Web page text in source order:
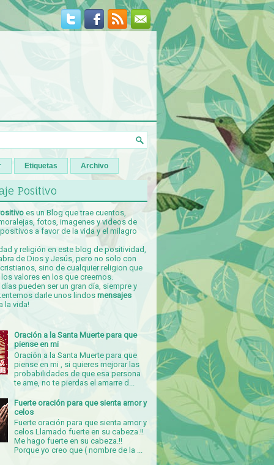
Etiquetas Archivo
Positivo
es un Blog que trae cuentos,
fotos, imagenes y videos de
a favor de la vida y el milagro
y religión en este blog de positividad,
de Dios y Jesús, pero no solo con
sino de cualquier religion que
valores en los que creemos.
pueden ser un gran día, siempre y
darle unos lindosmensajes
la vida!
Oración a la Santa Muerte para que
piense en mi
Oración a la Santa Muerte para que
piense en mi , si quieres mejorar las
probabilidades de que esa persona
te ame, no te pierdas el amarre d...
Fuerte oración para que sienta amor y
celos
Fuerte oración para que sienta amor y
celos Llamado fuerte en su cabeza.!!
Me hago fuerte en su cabeza.!!
Porque yo creo que ( nombre de la ...